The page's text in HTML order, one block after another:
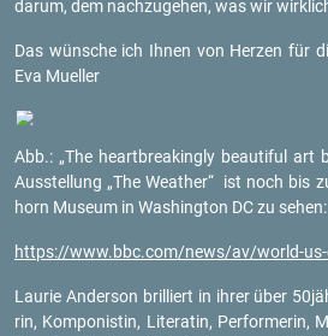
darum, dem nach­zu­ge­hen, was wir
Das wün­sche ich Ihnen von Her­zen für
Eva Mu­el­ler
Abb.: „The heart­brea­kingly be­au­ti­ful art
Aus­stel­lung „The Wea­ther“ ist noch bis
horn Mu­se­um in Wa­shing­ton DC zu sehen:
https://​www.​bbc.​com/​news/​av/​world-​
Lau­rie An­der­son bril­liert in ihrer über
rin, Kom­po­nis­tin, Li­te­ra­tin, Per­for­me­rin,